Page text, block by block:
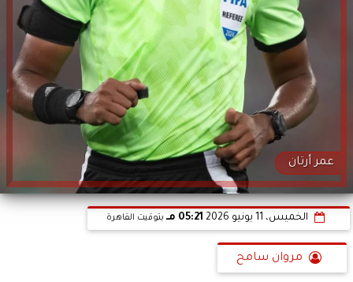
عمر أرتان
الخميس، 11 يونيو 2026 05:21 مـ بتوقيت القاهرة
مروان سامح